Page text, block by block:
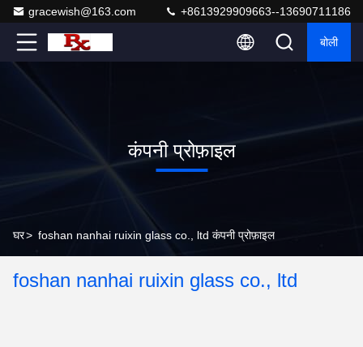
gracewish@163.com +8613929909663--13690711186
बोली
कंपनी प्रोफ़ाइल
घर> foshan nanhai ruixin glass co., ltd कंपनी प्रोफ़ाइल
foshan nanhai ruixin glass co., ltd